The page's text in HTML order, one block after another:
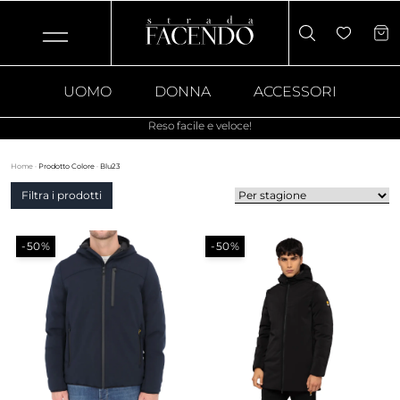
UOMO DONNA ACCESSORI
Reso facile e veloce!
Home · Prodotto Colore · Blu23
Filtra i prodotti
-50% -50%